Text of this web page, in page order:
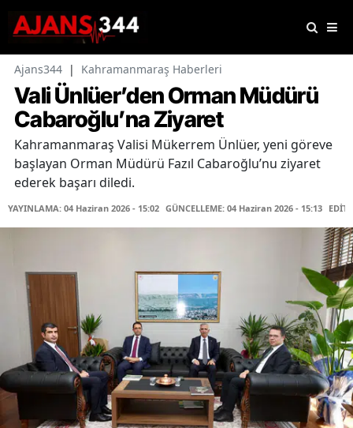
Ajans344 | Kahramanmaraş Haberleri
Vali Ünlüer’den Orman Müdürü
Cabaroğlu’na Ziyaret
Kahramanmaraş Valisi Mükerrem Ünlüer, yeni göreve
başlayan Orman Müdürü Fazıl Cabaroğlu’nu ziyaret
ederek başarı diledi.
YAYINLAMA: 04 Haziran 2026 - 15:02 GÜNCELLEME: 04 Haziran 2026 - 15:13